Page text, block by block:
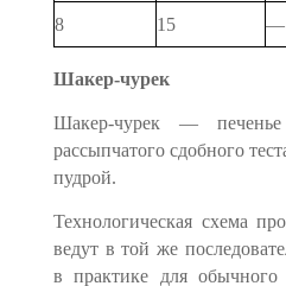
8
15 —
Шакер-чурек
Шакер-чурек —
рассыпчатого сдоб­ного
пудрой.
Технологическая схема
ведут в той же
в практике для обычного